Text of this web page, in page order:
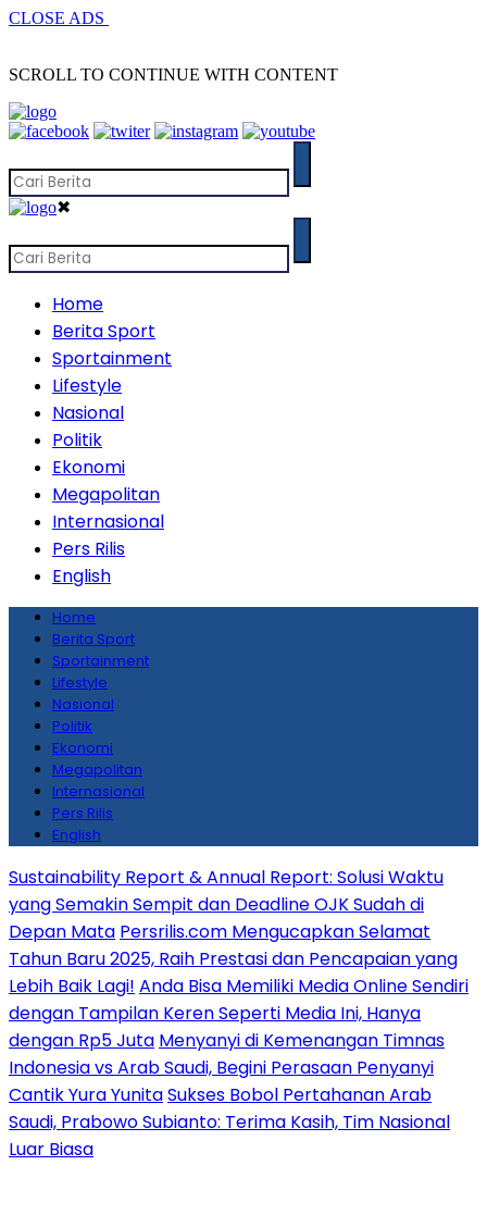
CLOSE ADS
SCROLL TO CONTINUE WITH CONTENT
✖
Home
Berita Sport
Sportainment
Lifestyle
Nasional
Politik
Ekonomi
Megapolitan
Internasional
Pers Rilis
English
Home
Berita Sport
Sportainment
Lifestyle
Nasional
Politik
Ekonomi
Megapolitan
Internasional
Pers Rilis
English
Sustainability Report & Annual Report: Solusi Waktu
yang Semakin Sempit dan Deadline OJK Sudah di
Depan Mata Persrilis.com Mengucapkan Selamat
Tahun Baru 2025, Raih Prestasi dan Pencapaian yang
Lebih Baik Lagi! Anda Bisa Memiliki Media Online Sendiri
dengan Tampilan Keren Seperti Media Ini, Hanya
dengan Rp5 Juta Menyanyi di Kemenangan Timnas
Indonesia vs Arab Saudi, Begini Perasaan Penyanyi
Cantik Yura YunitaSukses Bobol Pertahanan Arab
Saudi, Prabowo Subianto: Terima Kasih, Tim Nasional
Luar Biasa